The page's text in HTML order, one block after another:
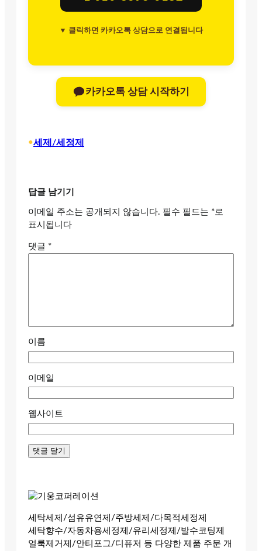
▼ 클릭하면 카카오톡 상담으로 연결됩니다
카카오톡 상담 시작하기
•세제/세정제
답글 남기기
이메일 주소는 공개되지 않습니다. 필수 필드는 *로
표시됩니다
댓글 *
이름
이메일
웹사이트
세탁세제/섬유유연제/주방세제/다목적세정제
세탁향수/자동차용세정제/유리세정제/발수코팅제
얼룩제거제/안티포그/디퓨저 등 다양한 제품 주문 개